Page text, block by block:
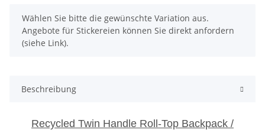
x
Wählen Sie bitte die gewünschte Variation aus.
Angebote für Stickereien können Sie direkt anfordern
(siehe Link).
Beschreibung
Recycled Twin Handle Roll-Top Backpack /